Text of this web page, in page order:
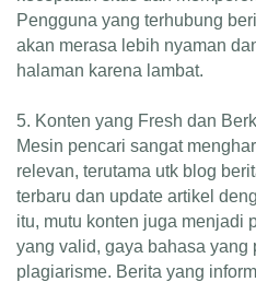
Pengguna yang terhubung
akan merasa lebih nyaman
halaman karena lambat.
5. Konten yang Fresh dan
Mesin pencari sangat
relevan, terutama utk blog
terbaru dan update artikel
itu, mutu konten juga
yang valid, gaya bahasa yang
plagiarisme. Berita yang